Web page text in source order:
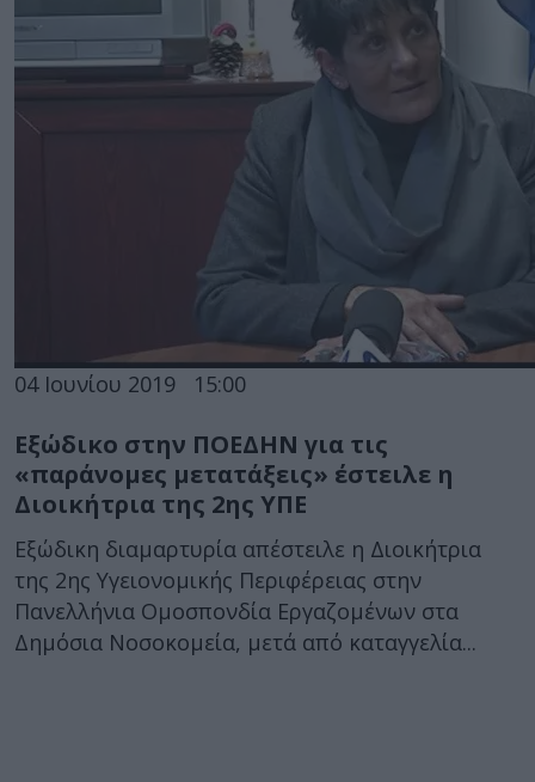
04 Ιουνίου 2019 15:00
Εξώδικο στην ΠΟΕΔΗΝ για τις
«παράνομες μετατάξεις» έστειλε η
Διοικήτρια της 2ης ΥΠΕ
Εξώδικη διαμαρτυρία απέστειλε η Διοικήτρια
της 2ης Υγειονομικής Περιφέρειας στην
Πανελλήνια Ομοσπονδία Εργαζομένων στα
Δημόσια Νοσοκομεία, μετά από καταγγελία...